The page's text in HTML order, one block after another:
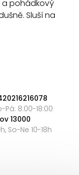
a pohádkový
Sluší na
Pá: 8:00-18:00
13000
So-Ne 10-18h